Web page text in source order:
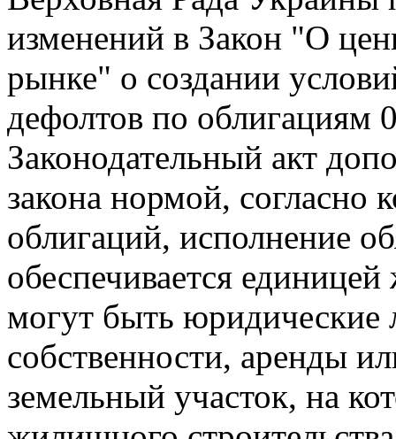
изменений в Закон "О
рынке" о создании
дефолтов по облигациям
Законодательный акт
закона нормой, согласно
облигаций, исполнение
обеспечивается
могут быть
собственности, аренды
земельный участок, на